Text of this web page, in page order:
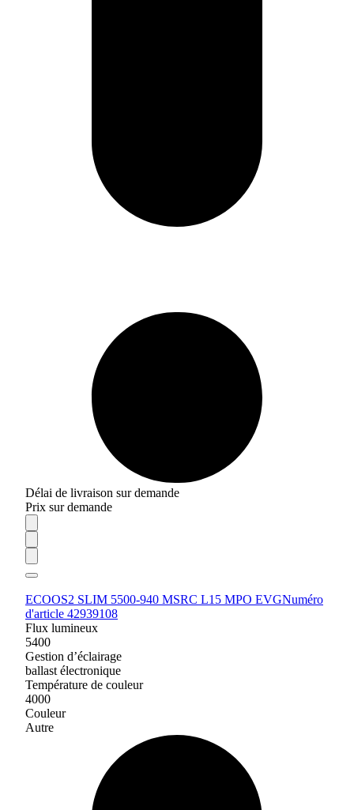
Délai de livraison sur demande
Prix sur demande
ECOOS2 SLIM 5500-940 MSRC L15 MPO EVGNuméro
d'article 42939108
Flux lumineux
5400
Gestion d’éclairage
ballast électronique
Température de couleur
4000
Couleur
Autre